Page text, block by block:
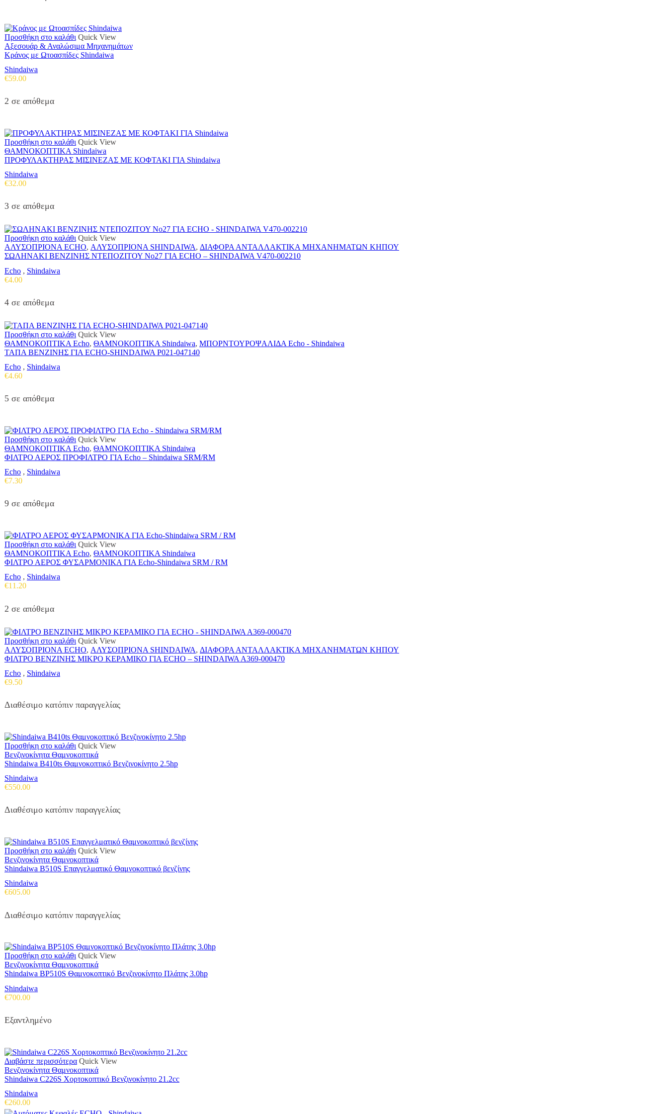
Προσθήκη στο καλάθι Quick View
Αξεσουάρ & Αναλώσιμα Μηχανημάτων
Κράνος με Ωτοασπίδες Shindaiwa
Shindaiwa
€59.00
2 σε απόθεμα
Προσθήκη στο καλάθι Quick View
ΘΑΜΝΟΚΟΠΤΙΚΑ Shindaiwa
ΠΡΟΦΥΛΑΚΤΗΡΑΣ ΜΙΣΙΝΕΖΑΣ ΜΕ ΚΟΦΤΑΚΙ ΓΙΑ Shindaiwa
Shindaiwa
€32.00
3 σε απόθεμα
Προσθήκη στο καλάθι Quick View
ΑΛΥΣΟΠΡΙΟΝΑ ECHO, ΑΛΥΣΟΠΡΙΟΝΑ SHINDAIWA, ΔΙΑΦΟΡΑ ΑΝΤΑΛΛΑΚΤΙΚΑ ΜΗΧΑΝΗΜΑΤΩΝ ΚΗΠΟΥ
ΣΩΛΗΝΑΚΙ ΒΕΝΖΙΝΗΣ ΝΤΕΠΟΖΙΤΟΥ Νο27 ΓΙΑ ECHO – SHINDAIWA V470-002210
Echo , Shindaiwa
€4.00
4 σε απόθεμα
Προσθήκη στο καλάθι Quick View
ΘΑΜΝΟΚΟΠΤΙΚΑ Echo, ΘΑΜΝΟΚΟΠΤΙΚΑ Shindaiwa, ΜΠΟΡΝΤΟΥΡΟΨΑΛΙΔΑ Echo - Shindaiwa
ΤΑΠΑ ΒΕΝΖΙΝΗΣ ΓΙΑ ECHO-SHINDAIWA P021-047140
Echo , Shindaiwa
€4.60
5 σε απόθεμα
Προσθήκη στο καλάθι Quick View
ΘΑΜΝΟΚΟΠΤΙΚΑ Echo, ΘΑΜΝΟΚΟΠΤΙΚΑ Shindaiwa
ΦΙΛΤΡΟ ΑΕΡΟΣ ΠΡΟΦΙΛΤΡΟ ΓΙΑ Echo – Shindaiwa SRM/RM
Echo , Shindaiwa
€7.30
9 σε απόθεμα
Προσθήκη στο καλάθι Quick View
ΘΑΜΝΟΚΟΠΤΙΚΑ Echo, ΘΑΜΝΟΚΟΠΤΙΚΑ Shindaiwa
ΦΙΛΤΡΟ ΑΕΡΟΣ ΦΥΣΑΡΜΟΝΙΚΑ ΓΙΑ Echo-Shindaiwa SRM / RM
Echo , Shindaiwa
€11.20
2 σε απόθεμα
Προσθήκη στο καλάθι Quick View
ΑΛΥΣΟΠΡΙΟΝΑ ECHO, ΑΛΥΣΟΠΡΙΟΝΑ SHINDAIWA, ΔΙΑΦΟΡΑ ΑΝΤΑΛΛΑΚΤΙΚΑ ΜΗΧΑΝΗΜΑΤΩΝ ΚΗΠΟΥ
ΦΙΛΤΡΟ ΒΕΝΖΙΝΗΣ ΜΙΚΡΟ ΚΕΡΑΜΙΚΟ ΓΙΑ ECHO – SHINDAIWA A369-000470
Echo , Shindaiwa
€9.50
Διαθέσιμο κατόπιν παραγγελίας
Προσθήκη στο καλάθι Quick View
Βενζινοκίνητα Θαμνοκοπτικά
Shindaiwa B410ts Θαμνοκοπτικό Βενζινοκίνητο 2.5hp
Shindaiwa
€550.00
Διαθέσιμο κατόπιν παραγγελίας
Προσθήκη στο καλάθι Quick View
Βενζινοκίνητα Θαμνοκοπτικά
Shindaiwa B510S Επαγγελματικό Θαμνοκοπτικό βενζίνης
Shindaiwa
€605.00
Διαθέσιμο κατόπιν παραγγελίας
Προσθήκη στο καλάθι Quick View
Βενζινοκίνητα Θαμνοκοπτικά
Shindaiwa BP510S Θαμνοκοπτικό Βενζινοκίνητο Πλάτης 3.0hp
Shindaiwa
€700.00
Εξαντλημένο
Διαβάστε περισσότερα Quick View
Βενζινοκίνητα Θαμνοκοπτικά
Shindaiwa C226S Χορτοκοπτικό Βενζινοκίνητο 21.2cc
Shindaiwa
€260.00